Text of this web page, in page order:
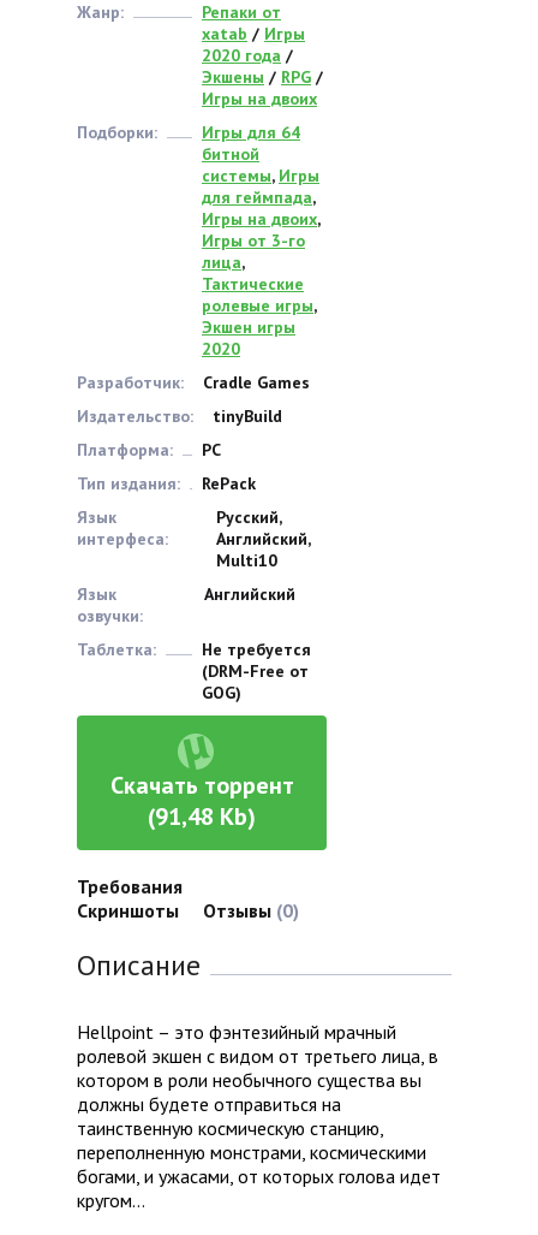
Жанр:
Репаки от
xatab / Игры
2020 года /
Экшены / RPG /
Игры на двоих
Подборки:
Игры для 64
битной
системы, Игры
для геймпада,
Игры на двоих,
Игры от 3-го
лица,
Тактические
ролевые игры,
Экшен игры
2020
Разработчик:
Cradle Games
Издательство:
tinyBuild
Платформа:
PC
Тип издания:
RePack
Язык
интерфеса:
Русский,
Английский,
Multi10
Язык
озвучки:
Английский
Таблетка:
Не требуется
(DRM-Free от
GOG)
Скачать торрент
(91,48 Kb)
Требования
Скриншоты
Отзывы (0)
Описание
Hellpoint – это фэнтезийный мрачный
ролевой экшен с видом от третьего лица, в
котором в роли необычного существа вы
должны будете отправиться на
таинственную космическую станцию,
переполненную монстрами, космическими
богами, и ужасами, от которых голова идет
кругом…